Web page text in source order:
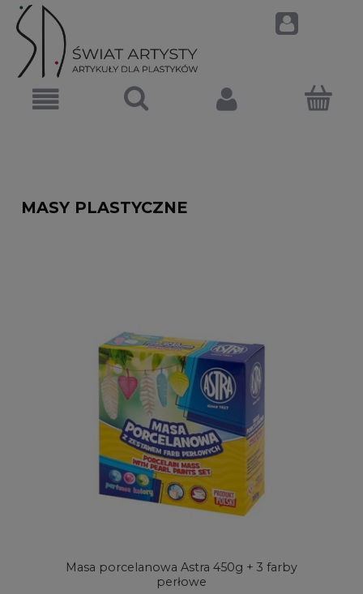
MASY PLASTYCZNE
Masa porcelanowa Astra 450g + 3 farby
perłowe